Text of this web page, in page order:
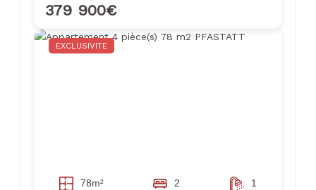
379 900€
EXCLUSIVITE
78m² 2 1